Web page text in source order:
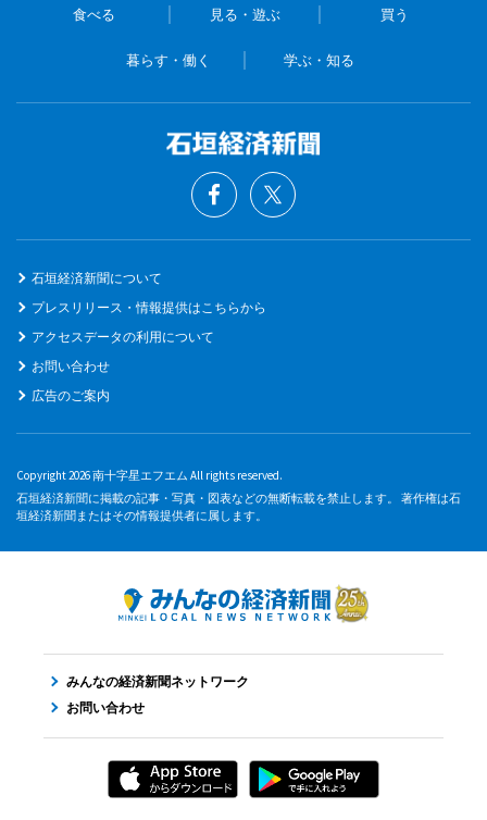
食べる 見る・遊ぶ 買う
暮らす・働く 学ぶ・知る
石垣経済新聞について
プレスリリース・情報提供はこちらから
アクセスデータの利用について
お問い合わせ
広告のご案内
Copyright 2026 南十字星エフエム All rights reserved.
石垣経済新聞に掲載の記事・写真・図表などの無断転載を禁止します。 著作権は石
垣経済新聞またはその情報提供者に属します。
みんなの経済新聞ネットワーク
お問い合わせ